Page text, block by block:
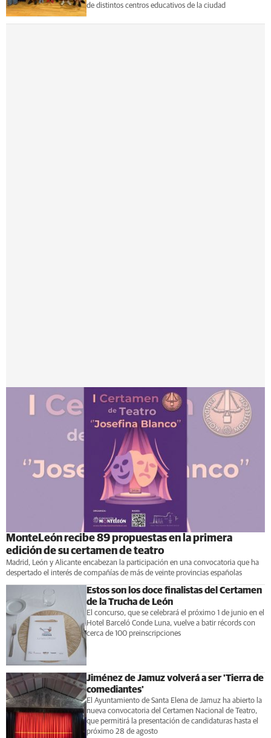
de distintos centros educativos de la ciudad
MonteLeón recibe 89 propuestas en la primera
edición de su certamen de teatro
Madrid, León y Alicante encabezan la participación en una convocatoria que ha
despertado el interés de compañías de más de veinte provincias españolas
Estos son los doce finalistas del Certamen
de la Trucha de León
El concurso, que se celebrará el próximo 1 de junio en el
Hotel Barceló Conde Luna, vuelve a batir récords con
cerca de 100 preinscripciones
Jiménez de Jamuz volverá a ser 'Tierra de
comediantes'
El Ayuntamiento de Santa Elena de Jamuz ha abierto la
nueva convocatoria del Certamen Nacional de Teatro,
que permitirá la presentación de candidaturas hasta el
próximo 28 de agosto